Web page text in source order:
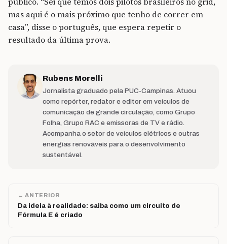
mas aqui é o mais próximo que tenho de correr em
casa”, disse o português, que espera repetir o
resultado da última prova.
Rubens Morelli
Jornalista graduado pela PUC-Campinas. Atuou
como repórter, redator e editor em veículos de
comunicação de grande circulação, como Grupo
Folha, Grupo RAC e emissoras de TV e rádio.
Acompanha o setor de veículos elétricos e outras
energias renováveis para o desenvolvimento
sustentável.
← ANTERIOR
Da ideia à realidade: saiba como um circuito de
Fórmula E é criado